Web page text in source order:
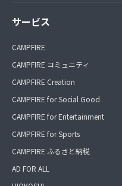
サービス
CAMPFIRE
CAMPFIRE コミュニティ
CAMPFIRE Creation
CAMPFIRE for Social Good
CAMPFIRE for Entertainment
CAMPFIRE for Sports
CAMPFIRE ふるさと納税
AD FOR ALL